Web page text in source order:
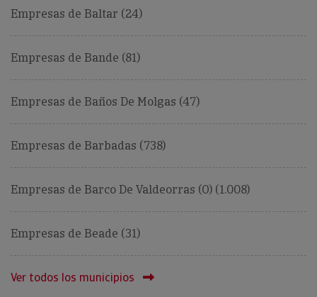
Empresas de Baltar (24)
Empresas de Bande (81)
Empresas de Baños De Molgas (47)
Empresas de Barbadas (738)
Empresas de Barco De Valdeorras (O) (1.008)
Empresas de Beade (31)
Ver todos los municipios